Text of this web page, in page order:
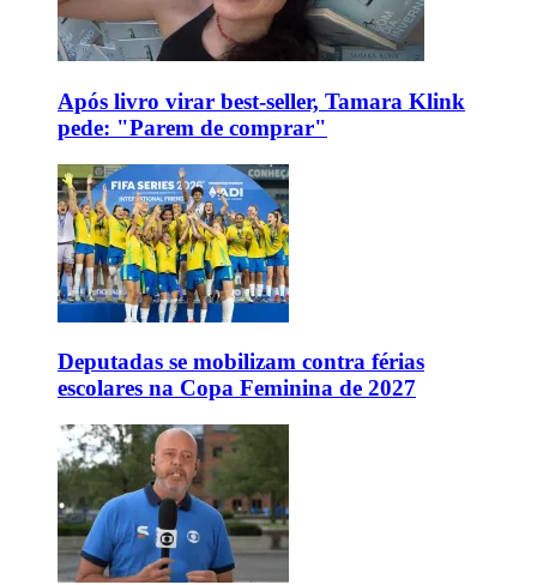
Após livro virar best-seller, Tamara Klink
pede: "Parem de comprar"
Deputadas se mobilizam contra férias
escolares na Copa Feminina de 2027